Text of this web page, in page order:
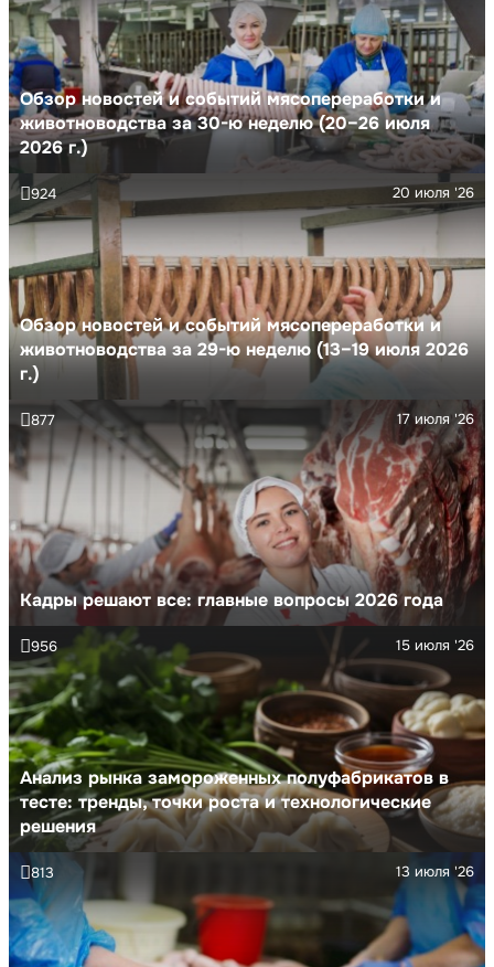
Обзор новостей и событий мясопереработки и
животноводства за 30-ю неделю (20–26 июля
2026 г.)
Обзор новостей и событий мясопереработки и
животноводства за 29-ю неделю (13–19 июля 2026
г.)
20 июля '26
924
Кадры решают все: главные вопросы 2026 года
17 июля '26
877
Анализ рынка замороженных полуфабрикатов в
тесте: тренды, точки роста и технологические
решения
15 июля '26
956
13 июля '26
813